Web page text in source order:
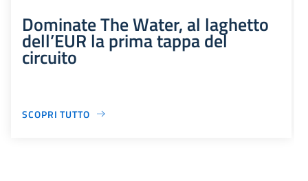
Dominate The Water, al laghetto
dell’EUR la prima tappa del
circuito
SCOPRI TUTTO